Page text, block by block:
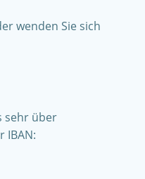
wenden Sie sich
sehr über
IBAN: